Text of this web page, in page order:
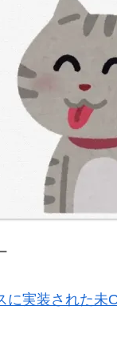
に実装された